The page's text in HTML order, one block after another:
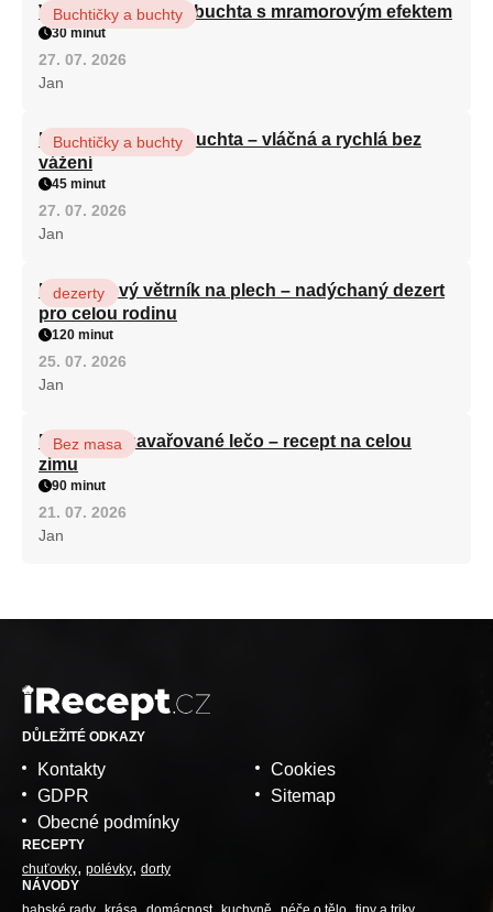
Vláčná olejová litá buchta s mramorovým efektem
Buchtičky a buchty
30 minut
27. 07. 2026
Jan
Hrnková maková buchta – vláčná a rychlá bez
vážení
Buchtičky a buchty
45 minut
27. 07. 2026
Jan
Karamelový větrník na plech – nadýchaný dezert
pro celou rodinu
dezerty
120 minut
25. 07. 2026
Jan
Babiččino zavařované lečo – recept na celou
zimu
Bez masa
90 minut
21. 07. 2026
Jan
DŮLEŽITÉ ODKAZY
Kontakty
GDPR
Obecné podmínky
Cookies
Sitemap
RECEPTY
chuťovky polévky dorty
NÁVODY